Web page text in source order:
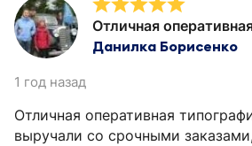
Отличная
Данилка Борисенко
1 год назад
Отличная оперативная
выручали со срочными